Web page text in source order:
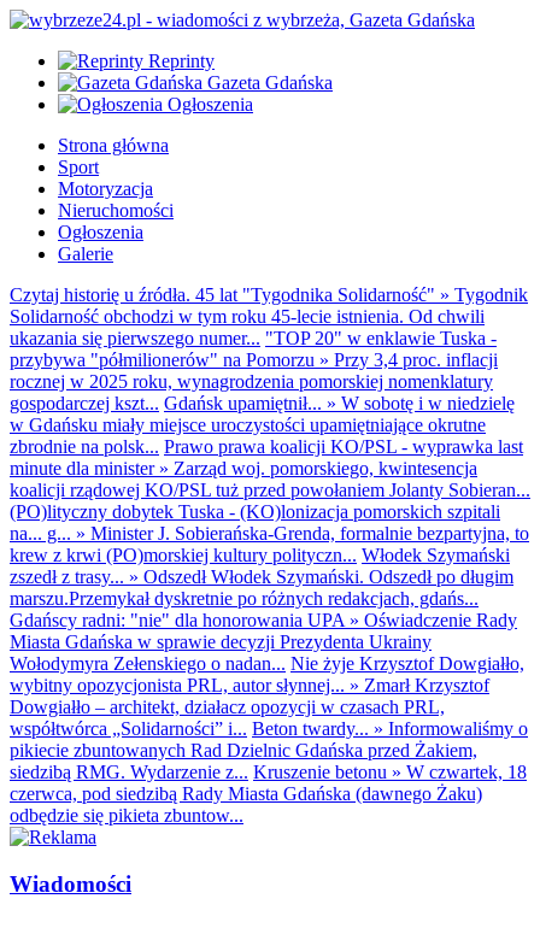
Reprinty
Gazeta Gdańska
Ogłoszenia
Strona główna
Sport
Motoryzacja
Nieruchomości
Ogłoszenia
Galerie
Czytaj historię u źródła. 45 lat "Tygodnika Solidarność" » Tygodnik
Solidarność obchodzi w tym roku 45-lecie istnienia. Od chwili
ukazania się pierwszego numer... "TOP 20" w enklawie Tuska -
przybywa "półmilionerów" na Pomorzu » Przy 3,4 proc. inflacji
rocznej w 2025 roku, wynagrodzenia pomorskiej nomenklatury
gospodarczej kszt... Gdańsk upamiętnił... » W sobotę i w niedzielę
w Gdańsku miały miejsce uroczystości upamiętniające okrutne
zbrodnie na polsk... Prawo prawa koalicji KO/PSL - wyprawka last
minute dla minister» Zarząd woj. pomorskiego, kwintesencja
koalicji rządowej KO/PSL tuż przed powołaniem Jolanty Sobieran...
(PO)lityczny dobytek Tuska - (KO)lonizacja pomorskich szpitali
na... g... » Minister J. Sobierańska-Grenda, formalnie bezpartyjna, to
krew z krwi (PO)morskiej kultury polityczn... Włodek Szymański
zszedł z trasy... » Odszedł Włodek Szymański. Odszedł po długim
marszu.Przemykał dyskretnie po różnych redakcjach, gdańs...
Gdańscy radni: "nie" dla honorowania UPA » Oświadczenie Rady
Miasta Gdańska w sprawie decyzji Prezydenta Ukrainy
Wołodymyra Zełenskiego o nadan... Nie żyje Krzysztof Dowgiałło,
wybitny opozycjonista PRL, autor słynnej... » Zmarł Krzysztof
Dowgiałło – architekt, działacz opozycji w czasach PRL,
współtwórca „Solidarności” i... Beton twardy... » Informowaliśmy o
pikiecie zbuntowanych Rad Dzielnic Gdańska przed Żakiem,
siedzibą RMG. Wydarzenie z... Kruszenie betonu » W czwartek, 18
czerwca, pod siedzibą Rady Miasta Gdańska (dawnego Żaku)
odbędzie się pikieta zbuntow...
Wiadomości